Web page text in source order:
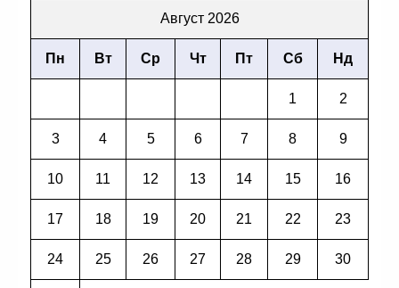
Август 2026
Пн Вт Ср Чт Пт Сб Нд
1 2
3 4 5 6 7 8 9
10 11 12 13 14 15 16
17 18 19 20 21 22 23
24 25 26 27 28 29 30